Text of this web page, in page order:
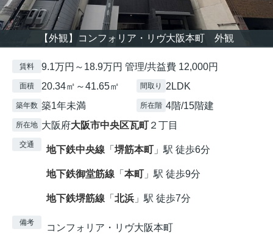
【外観】コンフォリア・リヴ大阪本町 外観
賃料 9.1万円～18.9万円 管理/共益費 12,000円
面積 20.34㎡～41.65㎡ 間取り 2LDK
築年数 築1年未満 所在階 4階/15階建
所在地 大阪府大阪市中央区瓦町 ２丁目
交通 地下鉄中央線 「 堺筋本町 」駅 徒歩6分
地下鉄御堂筋線 「 本町 」駅 徒歩9分
地下鉄堺筋線 「 北浜 」駅 徒歩7分
備考 コンフォリア・リヴ大阪本町